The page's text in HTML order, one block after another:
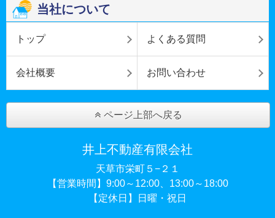
当社について
トップ よくある質問
会社概要 お問い合わせ
ページ上部へ戻る
井上不動産有限会社
天草市栄町５−２１
【営業時間】9:00～12:00、13:00～18:00
【定休日】日曜・祝日